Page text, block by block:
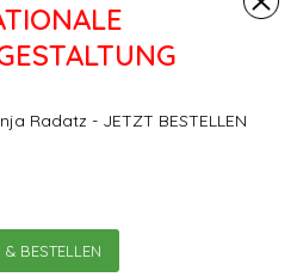
Radatz - JETZT BESTELLEN
& BESTELLEN